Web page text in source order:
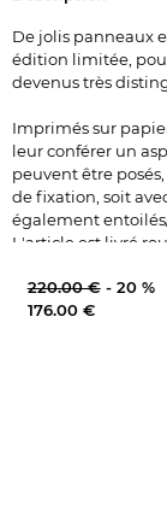
220.00 €- 20 %
176.00 €
De jolis panneaux
édition limitée,
devenus très
Imprimés sur
leur conférer un
peuvent être
de fixation, soit
également
L'article est livré
Taille